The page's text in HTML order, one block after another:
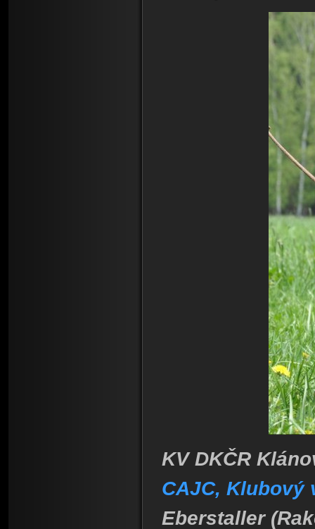
KV DKČR
CAJC, Klubový
Eberstaller